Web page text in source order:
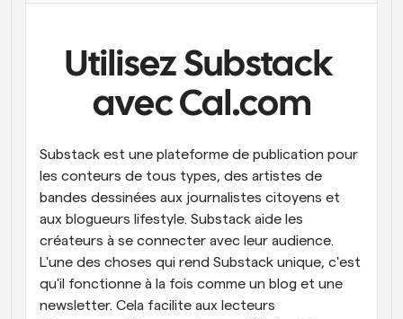
Programmation surpuissante avec des appels
Automatiser la planification et les rappels
Restez à jour avec les dernières nouvelles et mises à
Réunions instantanées
Rencontrez des clients en quelques minutes
Liens de groupe dynamique
Réservez facilement des réunions avec plusieurs
personnes
Webhooks
Soyez informé lorsque quelque chose se passe
Utilisez Substack
avec Cal.com
Substack est une plateforme de publication pour
les conteurs de tous types, des artistes de
bandes dessinées aux journalistes citoyens et
aux blogueurs lifestyle. Substack aide les
créateurs à se connecter avec leur audience.
L'une des choses qui rend Substack unique, c'est
qu'il fonctionne à la fois comme un blog et une
newsletter. Cela facilite aux lecteurs